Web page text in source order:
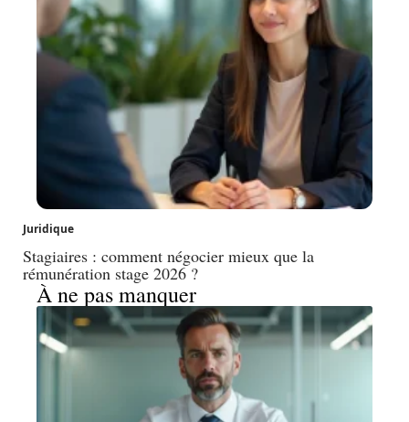
Juridique
Stagiaires : comment négocier mieux que la
rémunération stage 2026 ?
À ne pas manquer